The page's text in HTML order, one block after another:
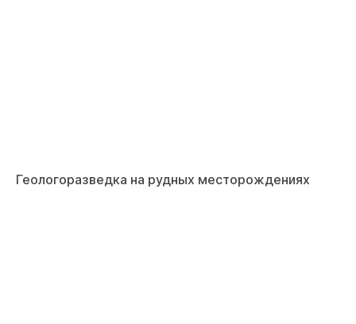
Геологоразведка на рудных месторождениях